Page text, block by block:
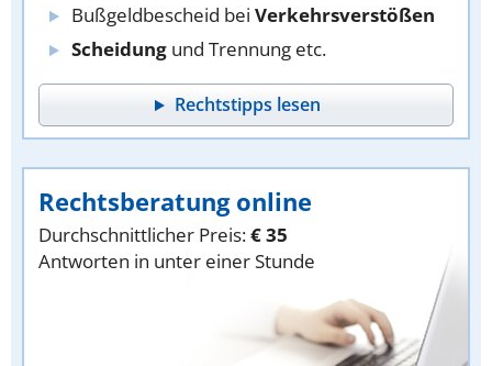
Bußgeldbescheid bei Verkehrsverstößen
Scheidung und Trennung etc.
Rechtstipps lesen
Rechtsberatung online
Durchschnittlicher Preis:€ 35
Antworten in unter einer Stunde